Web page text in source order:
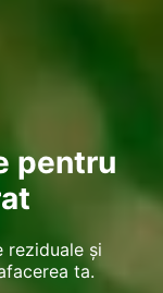
pentru
reziduale și
ta.